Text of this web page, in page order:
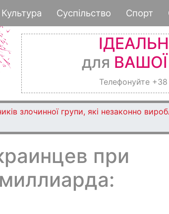
к
основному
Культура Суспільство Спорт
для ВАШОЇ
Телефонуйте
злочинної групи, які незаконно
при